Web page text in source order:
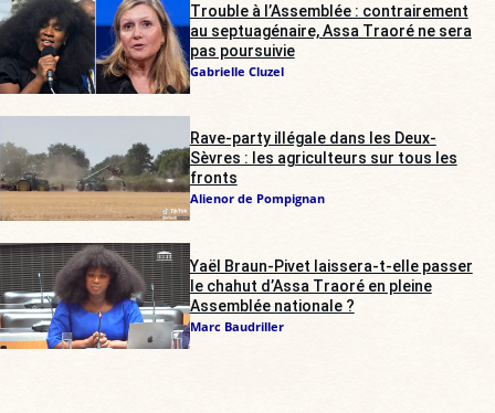
Trouble à l’Assemblée : contrairement
au septuagénaire, Assa Traoré ne sera
pas poursuivie
Gabrielle Cluzel
Rave-party illégale dans les Deux-
Sèvres : les agriculteurs sur tous les
fronts
Alienor de Pompignan
Yaël Braun-Pivet laissera-t-elle passer
le chahut d’Assa Traoré en pleine
Assemblée nationale ?
Marc Baudriller